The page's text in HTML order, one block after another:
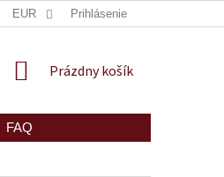
SERVERU 2PEOPLE S.R.O.
EUR Prihlásenie
NÁKUPNÝ
Prázdny košík
FAQ